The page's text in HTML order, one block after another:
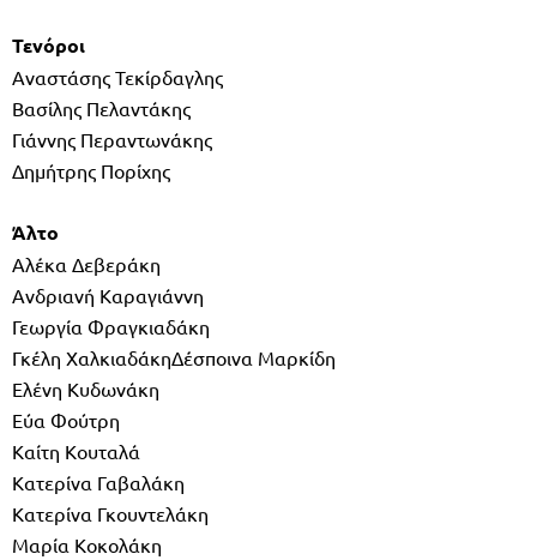
Τενόροι
Αναστάσης Τεκίρδαγλης
Βασίλης Πελαντάκης
Γιάννης Περαντωνάκης
Δημήτρης Πορίχης
Άλτο
Αλέκα Δεβεράκη
Ανδριανή Καραγιάννη
Γεωργία Φραγκιαδάκη
Γκέλη ΧαλκιαδάκηΔέσποινα Μαρκίδη
Ελένη Κυδωνάκη
Εύα Φούτρη
Καίτη Κουταλά
Κατερίνα Γαβαλάκη
Κατερίνα Γκουντελάκη
Μαρία Κοκολάκη